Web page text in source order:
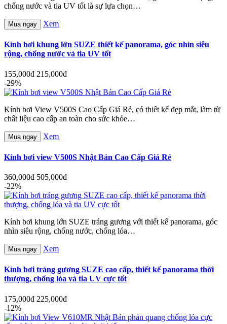
chống nước và tia UV tốt là sự lựa chọn…
Mua ngay Xem
Kính bơi khung lớn SUZE thiết kế panorama, góc nhìn siêu
rộng, chống nước và tia UV tốt
155,000đ 215,000đ
-29%
Kính bơi View V500S Cao Cấp Giá Rẻ, có thiết kế đẹp mắt, làm từ
chất liệu cao cấp an toàn cho sức khỏe…
Mua ngay Xem
Kính bơi view V500S Nhật Bản Cao Cấp Giá Rẻ
360,000đ 505,000đ
-22%
Kính bơi khung lớn SUZE tráng gương với thiết kế panorama, góc
nhìn siêu rộng, chống nước, chống lóa…
Mua ngay Xem
Kính bơi tráng gương SUZE cao cấp, thiết kế panorama thời
thượng, chống lóa và tia UV cực tốt
175,000đ 225,000đ
-12%